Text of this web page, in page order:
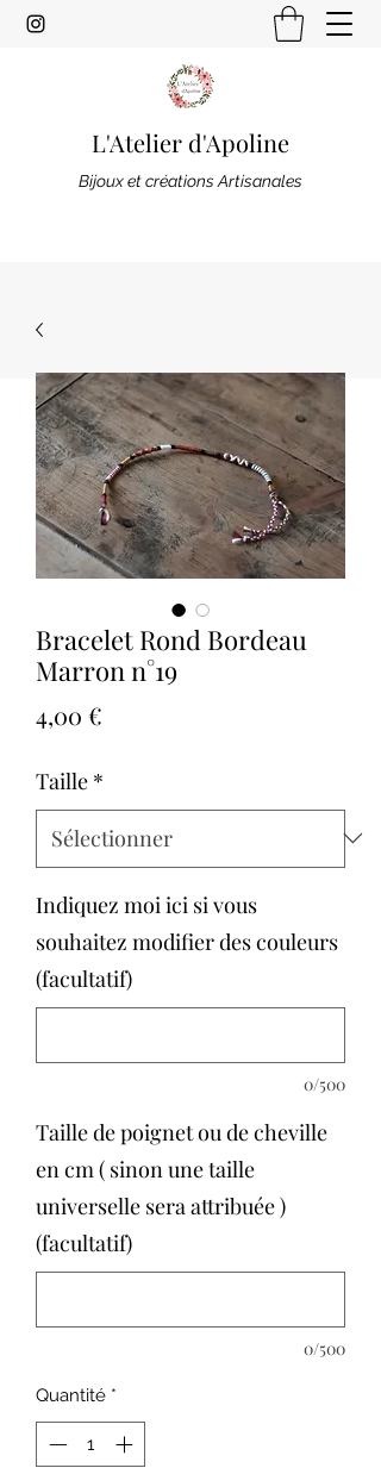
L'Atelier d'Apoline
Bijoux et créations Artisanales
Bracelet Rond Bordeau
Marron n°19
4,00 €
Taille *
Indiquez moi ici si vous
souhaitez modifier des couleurs
(facultatif)
0/500
Taille de poignet ou de cheville
en cm ( sinon une taille
universelle sera attribuée )
(facultatif)
0/500
Quantité *